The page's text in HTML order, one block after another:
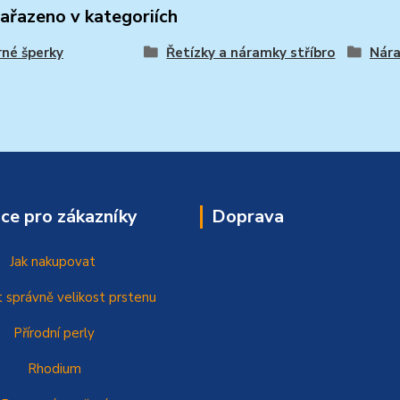
v kategoriích
šperky Řetízky a náramky stříbro
pro zákazníky
Jak nakupovat
správněvelikost prstenu
Přírodní perly
Rhodium
Doprava